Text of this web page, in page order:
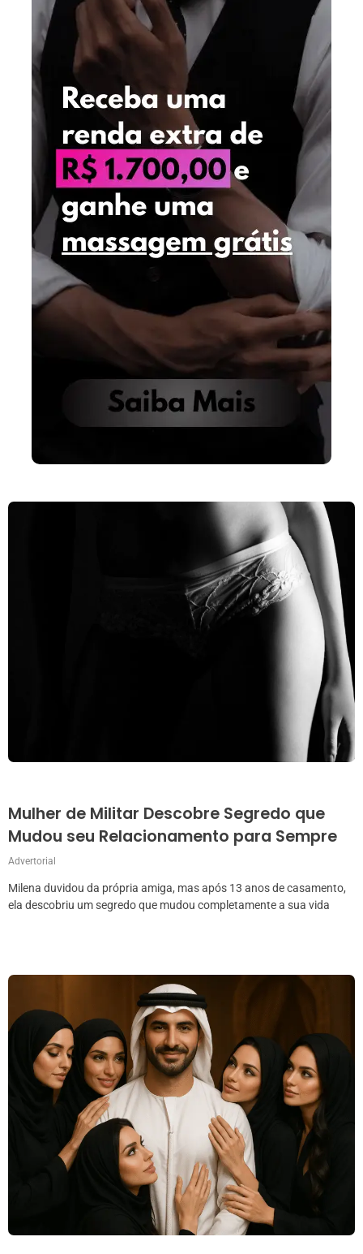
Mulher de Militar Descobre Segredo que
Mudou seu Relacionamento para Sempre
Advertorial
Milena duvidou da própria amiga, mas após 13 anos de casamento,
ela descobriu um segredo que mudou completamente a sua vida